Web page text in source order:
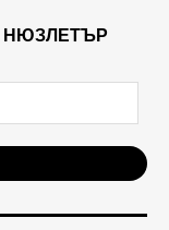
НЮЗЛЕТЪР